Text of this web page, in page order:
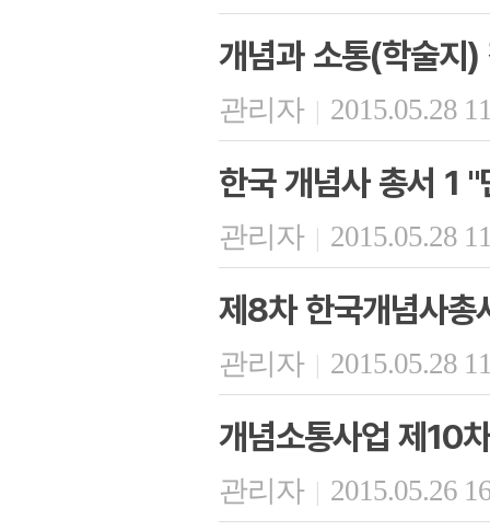
개념과 소통(학술지
관리자 | 2015.05.28
한국 개념사 총서 1
관리자 | 2015.05.28
제8차 한국개념사총
관리자 | 2015.05.28
개념소통사업 제10
관리자 | 2015.05.26